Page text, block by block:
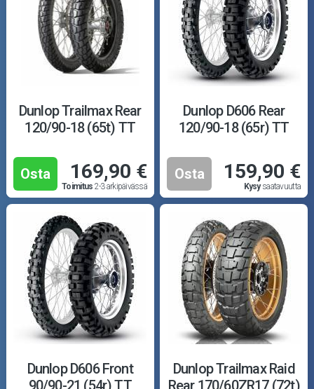
Dunlop Trailmax Rear
120/90-18 (65t) TT
Osta 169,90 €
Toimitus 2-3 arkipäivässä
Dunlop D606 Rear
120/90-18 (65r) TT
Osta 159,90 €
Kysysaatavuutta
Dunlop D606 Front
Dunlop Trailmax Raid